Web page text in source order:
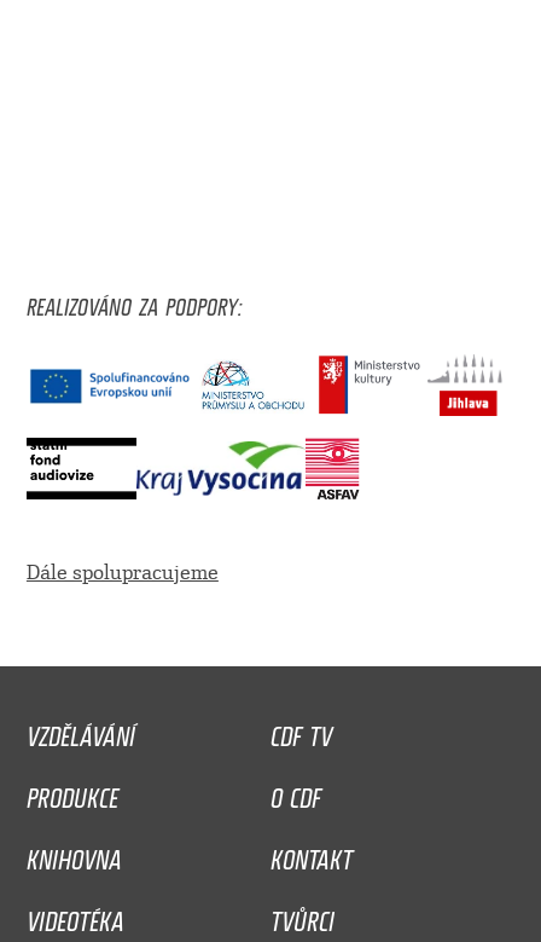
REALIZOVÁNO ZA PODPORY:
Dále spolupracujeme
VZDĚLÁVÁNÍ
CDF TV
PRODUKCE
O CDF
KNIHOVNA
KONTAKT
VIDEOTÉKA
TVŮRCI